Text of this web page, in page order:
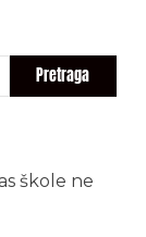
škole ne